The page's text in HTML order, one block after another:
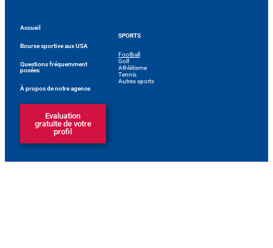
Accueil
Bourse sportive aux USA
Questions fréquemment
posées
À propos de notre agence
SPORTS
Football
Golf
Athlétisme
Tennis
Autres sports
Evaluation
gratuite de votre
profil